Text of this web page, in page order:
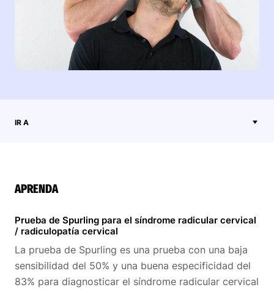
IR A
APRENDA
Prueba de Spurling para el síndrome radicular cervical
/ radiculopatía cervical
La prueba de Spurling es una prueba con una baja
sensibilidad del 50% y una buena especificidad del
83% para diagnosticar el síndrome radicular cervical